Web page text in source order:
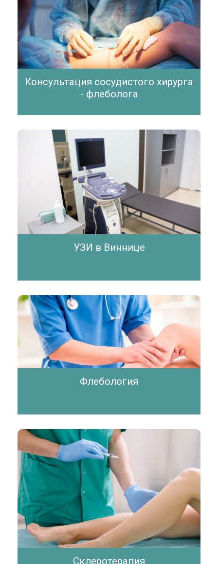
Консультация сосудистого хирурга
- флеболога
УЗИ в Виннице
Флебология
Склеротерапия